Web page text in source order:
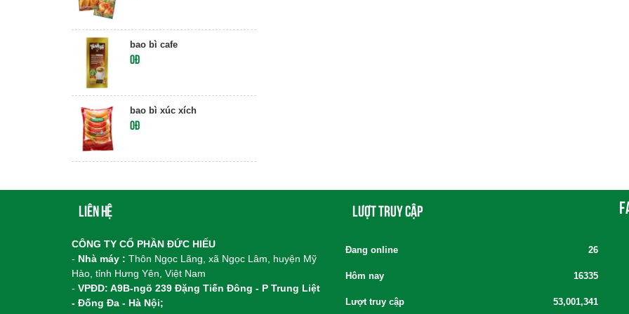
bao bì cafe
0đ
bao bì xúc xích
0đ
Liên hệ
CÔNG TY CỔ PHẦN ĐỨC HIẾU
- Nhà máy : Thôn Ngọc Lãng, xã Ngọc Lâm, huyện Mỹ
Hào, tỉnh Hưng Yên, Việt Nam
- VPĐD: A9B-ngõ 239 Đặng Tiến Đông - P Trung Liệt
- Đống Đa - Hà Nội;
Lượt truy cập
Đang online 26
Hôm nay 16335
Lượt truy cập 53,001,341